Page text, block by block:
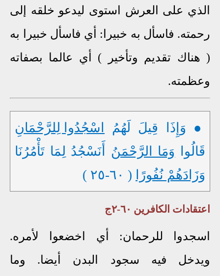
الذي على العرش استوى ليدعو خلقه إلى
رحمته. فاسأل به خبيرا: أي فاسأل خبيرا به
( هناك تقديم وتأخير ) أي عالما بصفاته
وعظمته.
● وَإِذَا قِيلَ لَهُمُ
اسْجُدُوا لِلرَّحْمَانِ
قَالُوا وَمَا الرَّحْمَنُ أَنَسْجُدُ لِمَا تَأْمُرُنَا
وَزَادَهُمْ نُفُورًا
( ٦٠-٢٥ )
اعتقادات الكافرين ٦٠-٢ج
اسجدوا للرحمان: أي اخضعوا لأمره.
ويدخل فيه سجود البدن أيضا. وما